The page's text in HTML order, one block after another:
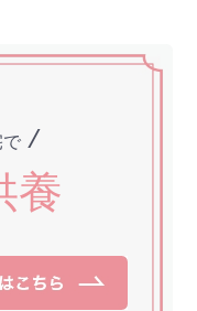
で /
養